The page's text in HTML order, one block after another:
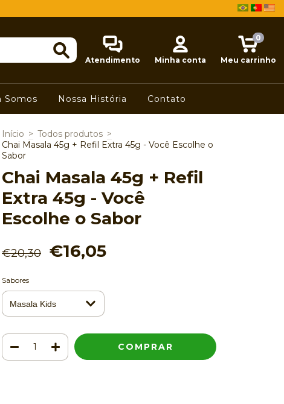
Atendimento Minha conta Meu carrinho
0
Somos Nossa História Contato
Início > Todos produtos >
Chai Masala 45g + Refil Extra 45g - Você Escolhe o
Sabor
Chai Masala 45g + Refil
Extra 45g - Você
Escolhe o Sabor
€20,30 €16,05
Sabores